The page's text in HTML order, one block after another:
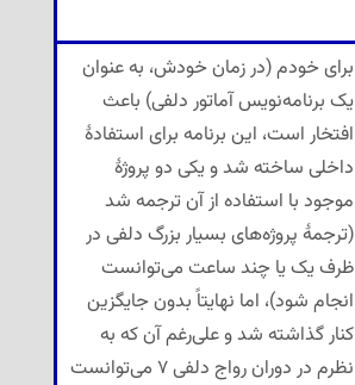
برای خودم (در زمان خودش، به عنوان
یک برنامه‌نویس آماتور دلفی) باعث
افتخار است، این برنامه برای استفادهٔ
داخلی ساخته شد و یکی دو پروژهٔ
موجود با استفاده از آن ترجمه شد
(ترجمهٔ پروژه‌های بسیار بزرگ دلفی در
ظرف یک یا چند ساعت می‌توانست
انجام شود)، اما نهایتاً بدون جایگزین
کنار گذاشته شد و علی‌رغم آن که به
نظرم در دوران رواج دلفی ۷ می‌توانست